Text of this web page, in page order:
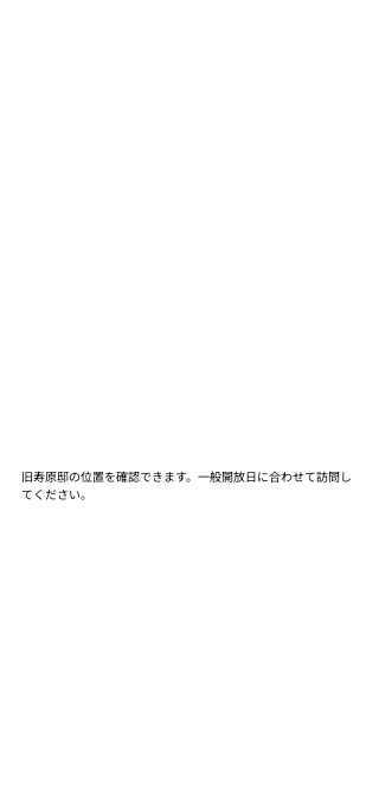
旧寿原邸の位置を確認できます。一般開放日に合わせて訪問し
てください。